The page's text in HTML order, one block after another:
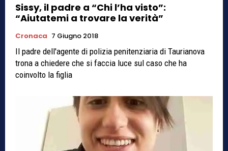
Sissy, il padre a “Chi l’ha visto”:
“Aiutatemi a trovare la verità”
Cronaca 7 Giugno 2018
Il padre dell'agente di polizia penitenziaria di Taurianova
trona a chiedere che si faccia luce sul caso che ha
coinvolto la figlia